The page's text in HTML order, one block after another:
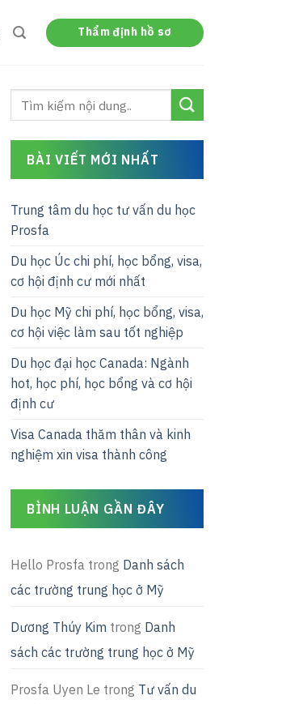
Thẩm định hồ sơ
BÀI VIẾT MỚI NHẤT
Trung tâm du học tư vấn du học
Prosfa
Du học Úc chi phí, học bổng, visa,
cơ hội định cư mới nhất
Du học Mỹ chi phí, học bổng, visa,
cơ hội việc làm sau tốt nghiệp
Du học đại học Canada: Ngành
hot, học phí, học bổng và cơ hội
định cư
Visa Canada thăm thân và kinh
nghiệm xin visa thành công
BÌNH LUẬN GẦN ĐÂY
Hello Prosfa trong Danh sách
các trường trung học ở Mỹ
Dương Thúy Kim trong Danh
sách các trường trung học ở Mỹ
Prosfa Uyen Le trong Tư vấn du